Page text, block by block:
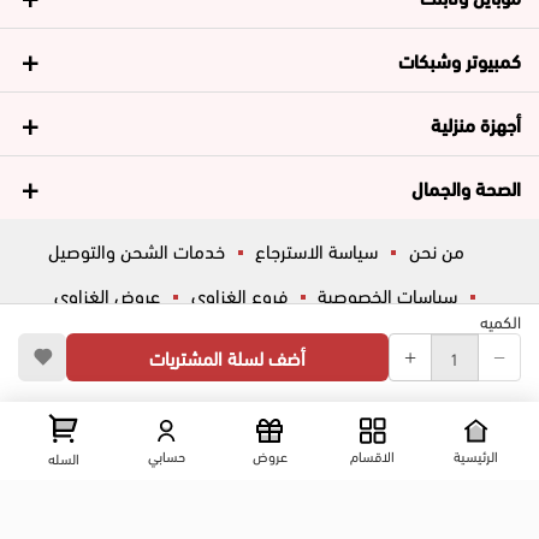
الكميه
أضف لسلة المشتريات
كمبيوتر وشبكات
أجهزة منزلية
الصحة والجمال
من نحن سياسة الاسترجاع
خدمات الشحن والتوصيل
سياسات الخصوصية
فروع الغزاوي
عروض الغزاوي
المساعدة
ڤاليو أسئلة شائعة
شارع المكاتب, الزقازيق , الشرقية, مصر عرض علي الخريطه
الرئيسية الاقسام عروض حسابي السله